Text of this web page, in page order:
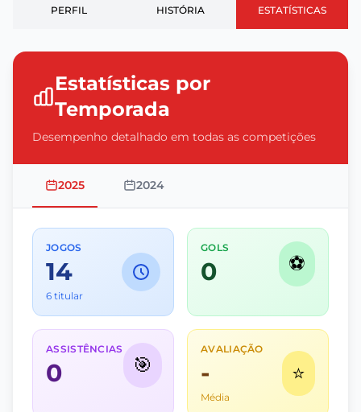
PERFIL HISTÓRIA ESTATÍSTICAS
Estatísticas por
Temporada
Desempenho detalhado em todas as competições
2025 2024
JOGOS
14
6 titular
GOLS
0 ⚽
ASSISTÊNCIAS
0 🎯
AVALIAÇÃO
-
Média
⭐